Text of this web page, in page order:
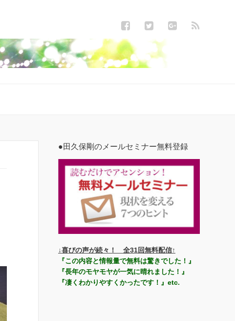
●田久保剛のメールセミナー無料登録
↓喜びの声が続々！ 全31回無料配信↑
『この内容と情報量で無料は驚きでした！』
『長年のモヤモヤが一気に晴れました！』
『凄くわかりやすくかったです！』etc.